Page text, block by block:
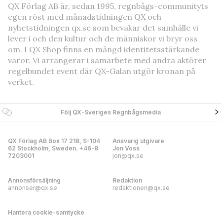
QX Förlag AB är, sedan 1995, regnbågs-communityts
egen röst med månadstidningen QX och
nyhetstidningen qx.se som bevakar det samhälle vi
lever i och den kultur och de människor vi bryr oss
om. I QX Shop finns en mängd identitetsstärkande
varor. Vi arrangerar i samarbete med andra aktörer
regelbundet event där QX-Galan utgör kronan på
verket.
Följ QX-Sveriges Regnbågsmedia
QX Förlag AB Box 17 218, S-104
62 Stockholm, Sweden. +46-8
7203001
Ansvarig utgivare
Jon Voss
jon@qx.se
Annonsförsäljning
annonser@qx.se
Redaktion
redaktionen@qx.se
Hantera cookie-samtycke